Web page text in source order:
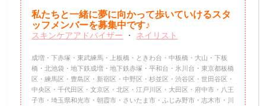
私たちと一緒に夢に向かって歩いていけるスタ
ッフメンバーを募集中です♪
スキンケアアドバイザー ・ ネイリスト
成増・下赤塚・東武練馬・上板橋・ときわ台・中板橋・大山・下板
橋・北池袋・地下鉄成増・地下鉄赤塚・平和台・氷川台・東京都板橋
区・練馬区・豊島区・新宿区・中野区・杉並区・渋谷区・世田谷区・
中央区・千代田区・文京区・北区・江戸川区・大田区・府中市・八王
子市・埼玉県和光市・朝霞市・さいたま市・ふじみ野市・志木市・川